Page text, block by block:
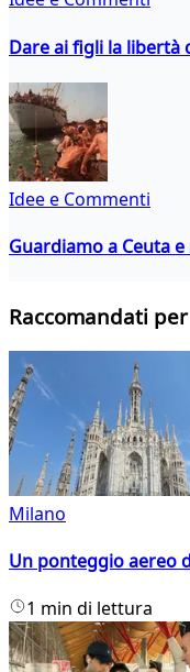
Dare ai figli la libertà
Idee e Commenti
Guardiamo a Ceuta
Raccomandati
Milano
Un ponteggio aereo
1 min di lettura